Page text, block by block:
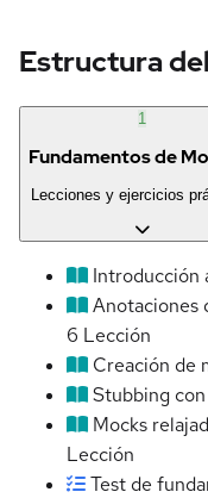
Estructura
1
Fundamentos de
Lecciones y ejercicios
Introducción
Anotaciones
6 Lección
Creación de
Stubbing
Mocks
Lección
Test de